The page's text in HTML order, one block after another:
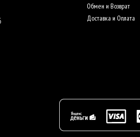
Обмен и Возврат
Доставка и Оплата